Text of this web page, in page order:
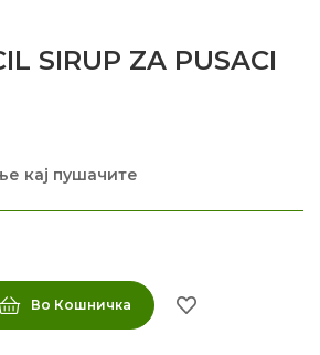
SIRUP ZA PUSACI
кај пушачите
Во Кошничка